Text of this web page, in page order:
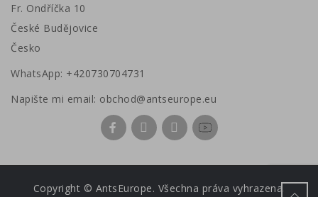
Fr. Ondříčka 10
České Budějovice
Česko
WhatsApp: +420730704731
Napište mi email: obchod@antseurope.eu
Copyright © AntsEurope. Všechna práva vyhrazena.